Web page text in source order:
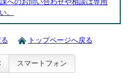
へのお問い合わせや相談は専用
。
トップページへ戻る
スマートフォン